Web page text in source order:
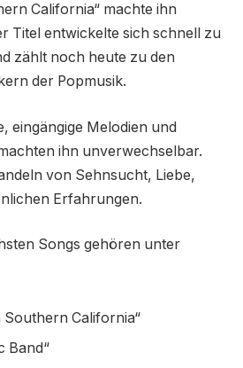
California“ machte ihn
Titel entwickelte sich schnell zu
zählt noch heute zu den
der Popmusik.
eingängige Melodien und
ihn unverwechselbar.
von Sehnsucht, Liebe,
Erfahrungen.
Songs gehören unter
Southern California“
Band“